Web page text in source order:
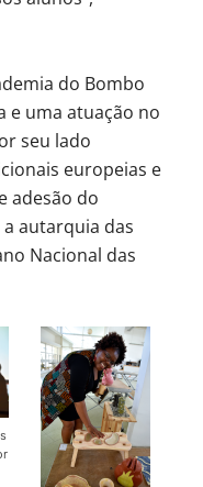
do Bombo
e uma atuação no
seu lado
europeias e
adesão do
a autarquia das
Nacional das